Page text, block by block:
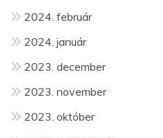
2024. február
2024. január
2023. december
2023. november
2023. október